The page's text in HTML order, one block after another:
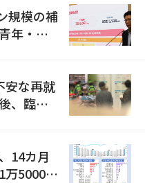
規模の補
年・安
安な再就
、臨時
14カ月
5000人